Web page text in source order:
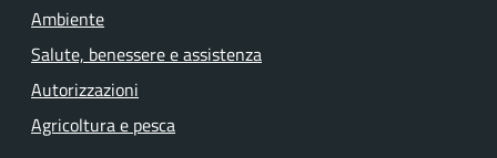
Ambiente
Salute, benessere e assistenza
Autorizzazioni
Agricoltura e pesca